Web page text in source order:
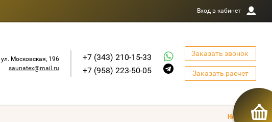
Вход в кабинет
ул. Московская, 196
saunatex@mail.ru
+7 (343) 210-15-33
+7 (958) 223-50-05
Заказать звонок
Заказать расчет